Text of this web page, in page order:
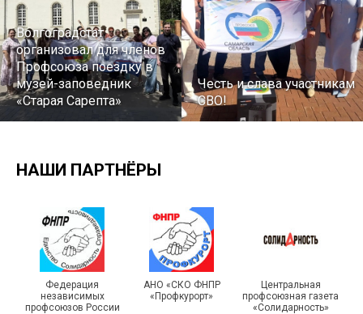
Волгоградстат
организовал для членов
Профсоюза поездку в
музей-заповедник
«Старая Сарепта»
Честь и слава участникам
СВО!
IX Туристический слёт
Московской городской
организации Профсоюза
Турслет и Спартакиада –
праздники спорта и
туризма прошли в Омской
области
НАШИ ПАРТНЁРЫ
Федерация
независимых
профсоюзов России
АНО «СКО ФНПР
«Профкурорт»
Центральная
профсоюзная газета
«Солидарность»